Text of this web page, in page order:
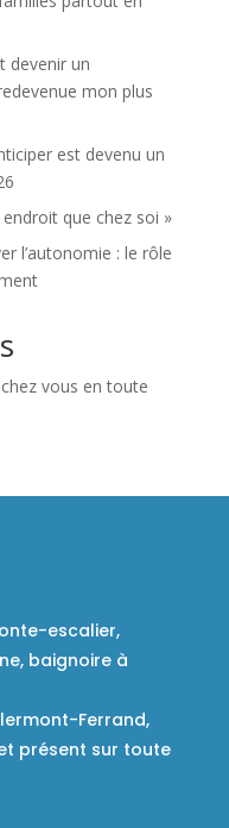
devenir un
mon plus
est devenu un
endroit que chez soi »
l’autonomie : le rôle
vous en toute
escalier,
baignoire à
Ferrand,
présent sur toute